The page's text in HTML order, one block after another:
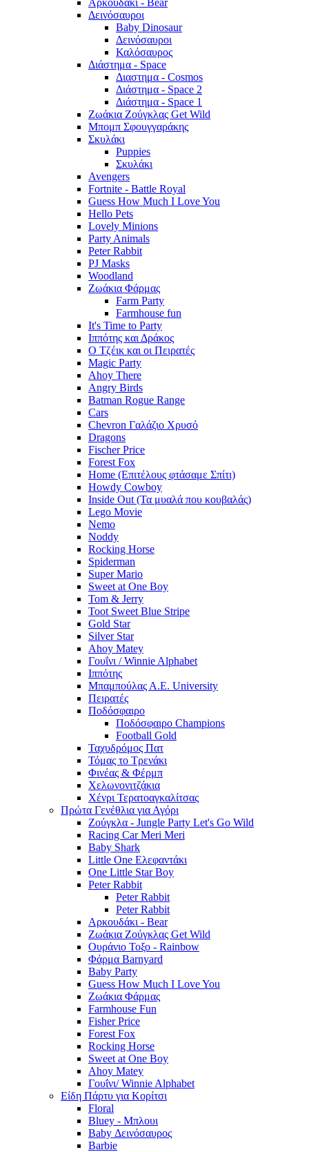
Αρκουδάκι - Bear
Δεινόσαυροι
Baby Dinosaur
Δεινόσαυροι
Καλόσαυρος
Διάστημα - Space
Διαστημα - Cosmos
Διάστημα - Space 2
Διάστημα - Space 1
Ζωάκια Ζούγκλας Get Wild
Μπομπ Σφουγγαράκης
Σκυλάκι
Puppies
Σκυλάκι
Avengers
Fortnite - Battle Royal
Guess How Much I Love You
Hello Pets
Lovely Minions
Party Animals
Peter Rabbit
PJ Masks
Woodland
Ζωάκια Φάρμας
Farm Party
Farmhouse fun
It's Time to Party
Ιππότης και Δράκος
Ο Τζέικ και οι Πειρατές
Magic Party
Ahoy There
Angry Birds
Batman Rogue Range
Cars
Chevron Γαλάζιο Χρυσό
Dragons
Fischer Price
Forest Fox
Home (Επιτέλους φτάσαμε Σπίτι)
Howdy Cowboy
Inside Out (Τα μυαλά που κουβαλάς)
Lego Movie
Nemo
Noddy
Rocking Horse
Spiderman
Super Mario
Sweet at One Boy
Tom & Jerry
Toot Sweet Blue Stripe
Gold Star
Silver Star
Ahoy Matey
Γουΐνι / Winnie Alphabet
Ιππότης
Μπαμπούλας Α.Ε. University
Πειρατές
Ποδόσφαιρο
Ποδόσφαιρο Champions
Football Gold
Ταχυδρόμος Πατ
Τόμας το Τρενάκι
Φινέας & Φέρμπ
Χελωνονιτζάκια
Χένρι Τερατοαγκαλίτσας
Πρώτα Γενέθλια για Αγόρι
Ζούγκλα - Jungle Party Let's Go Wild
Racing Car Meri Meri
Baby Shark
Little One Ελεφαντάκι
One Little Star Boy
Peter Rabbit
Peter Rabbit
Peter Rabbit
Αρκουδάκι - Bear
Ζωάκια Ζούγκλας Get Wild
Ουράνιο Τοξο - Rainbow
Φάρμα Barnyard
Baby Party
Guess How Much I Love You
Ζωάκια Φάρμας
Farmhouse Fun
Fisher Price
Forest Fox
Rocking Horse
Sweet at One Boy
Ahoy Matey
Γουΐνι/ Winnie Alphabet
Είδη Πάρτυ για Κορίτσι
Floral
Bluey - Μπλουι
Baby Δεινόσαυρος
Barbie